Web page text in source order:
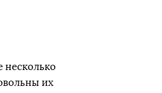
несколько
их